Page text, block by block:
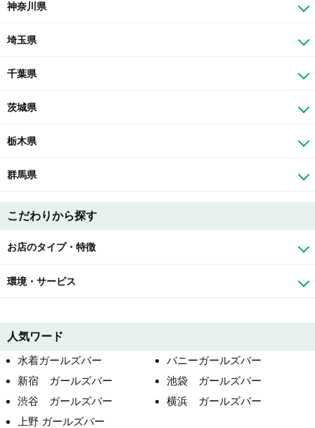
神奈川県
埼玉県
千葉県
茨城県
栃木県
群馬県
こだわりから探す
お店のタイプ・特徴
環境・サービス
人気ワード
水着ガールズバー
バニーガールズバー
新宿 ガールズバー
池袋 ガールズバー
渋谷 ガールズバー
横浜 ガールズバー
上野 ガールズバー